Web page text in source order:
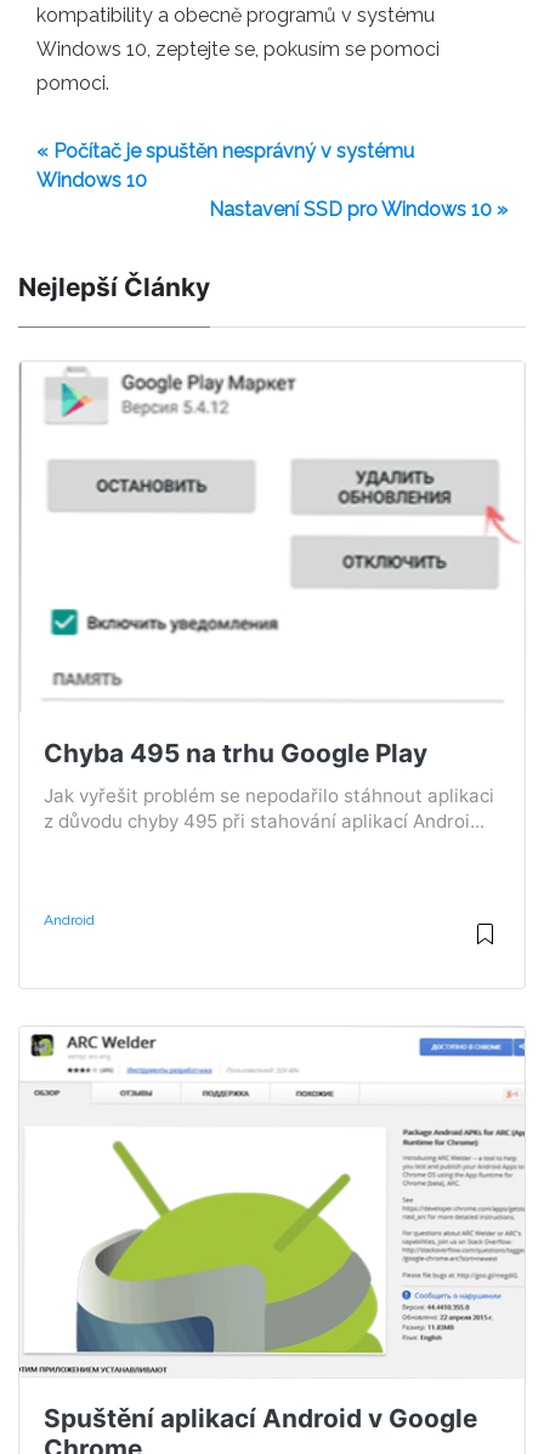
kompatibility a obecně programů v systému
Windows 10, zeptejte se, pokusím se pomoci
pomoci.
« Počítač je spuštěn nesprávný v systému
Windows 10
Nastavení SSD pro Windows 10 »
Nejlepší Články
Chyba 495 na trhu Google Play
Jak vyřešit problém se nepodařilo stáhnout aplikaci
z důvodu chyby 495 při stahování aplikací Androi...
Android
Spuštění aplikací Android v Google